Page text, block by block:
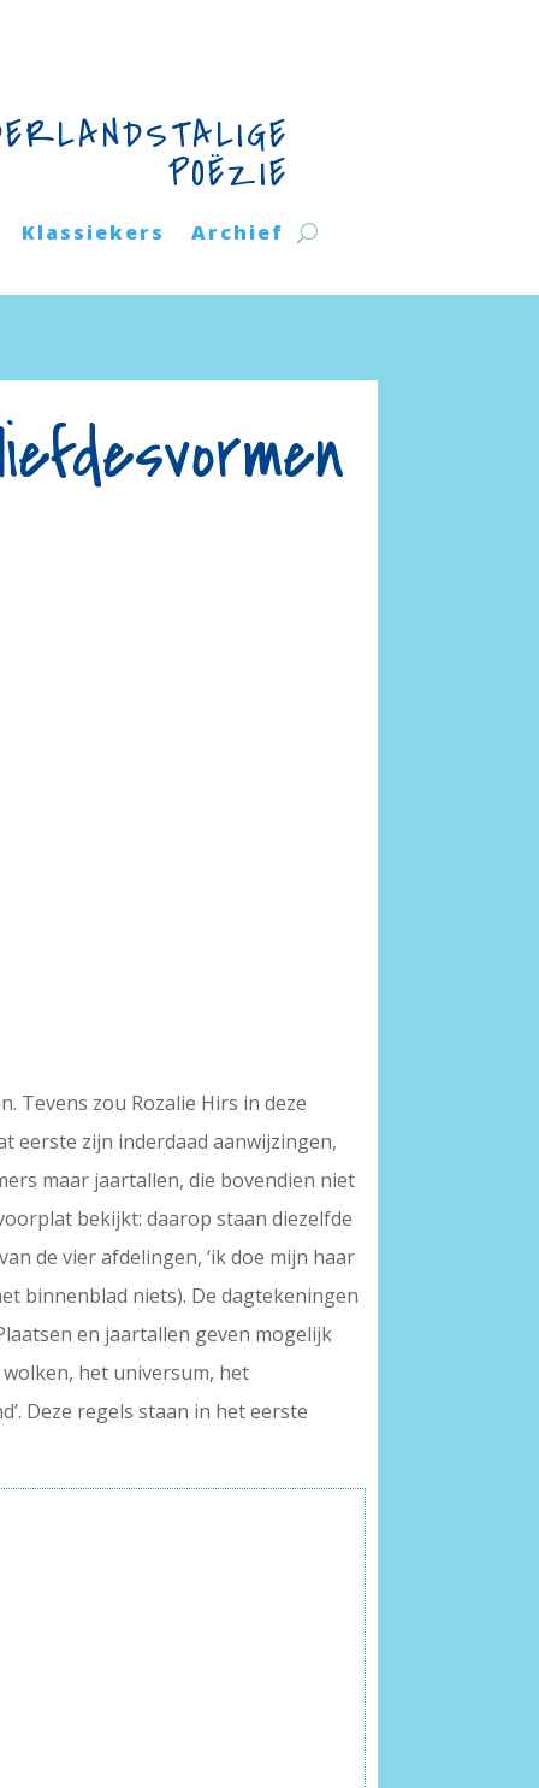
POËZIE
Klassiekers Archief
Tevens zou Rozalie Hirs in deze
eerste zijn inderdaad aanwijzingen,
maar jaartallen, die bovendien niet
bekijkt: daarop staan diezelfde
de vier afdelingen, ‘ik doe mijn haar
binnenblad niets). De dagtekeningen
en jaartallen geven mogelijk
het universum, het
Deze regels staan in het eerste